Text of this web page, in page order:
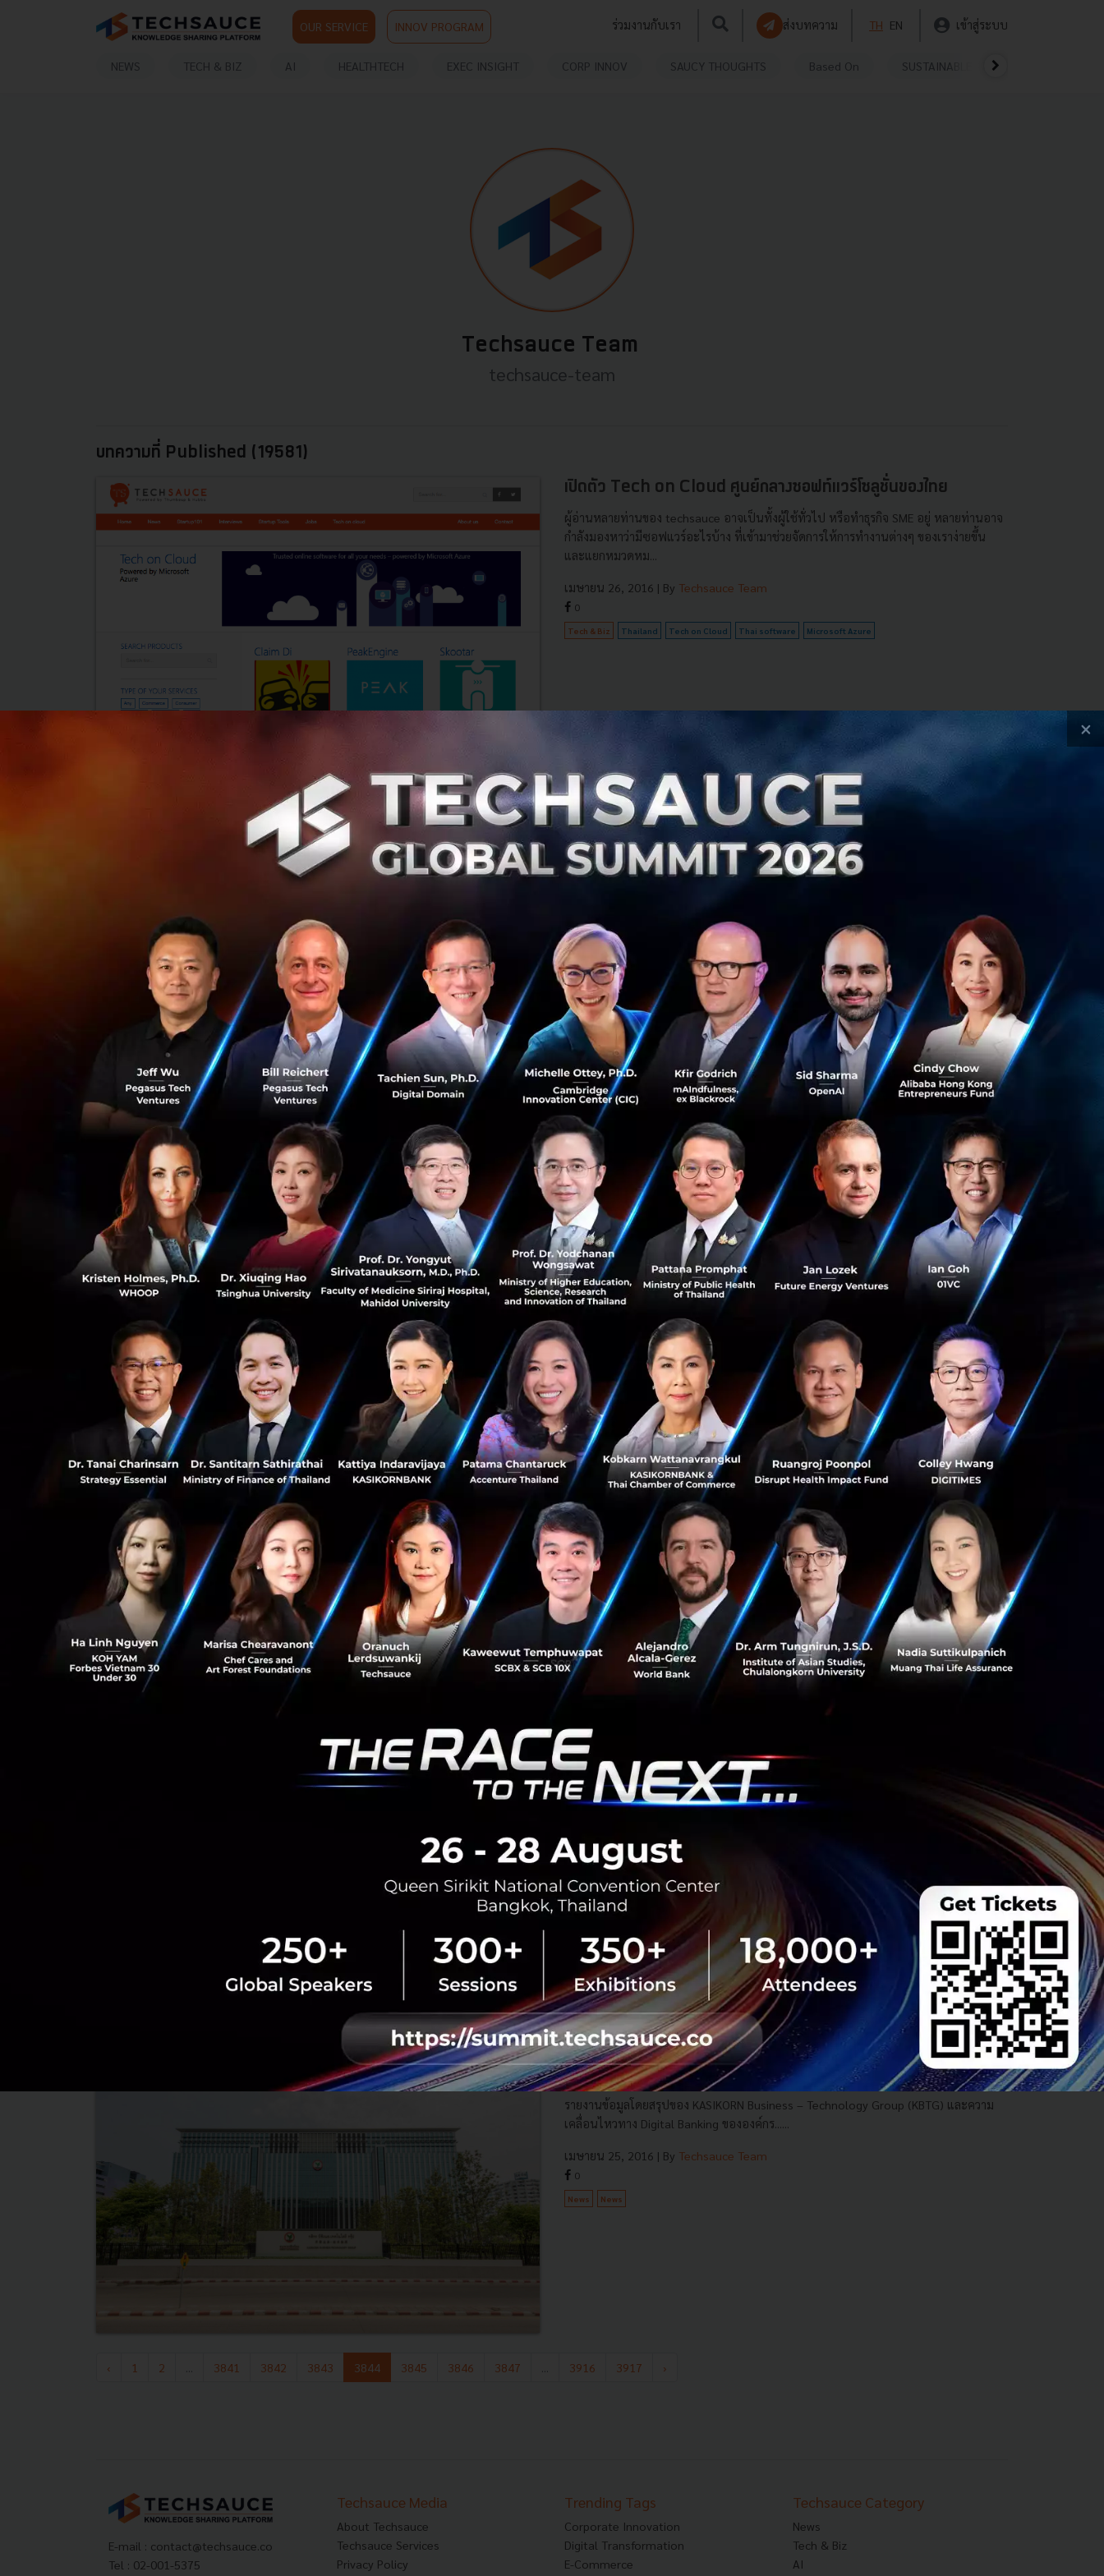
OUR SERVICE INNOV PROGRAM ร่วมงานกับเรา ส่งบทความ TH EN เข้าสู่ระบบ
NEWS TECH & BIZ AI HEALTHTECH EXEC INSIGHT CORP INNOV SAUCY THOUGHTS Based On SUSTAINABLE
Techsauce Team
techsauce-team
บทความที่ Published (19581)
เปิดตัว Tech on Cloud ศูนย์กลางซอฟท์แวร์โซลูชั่นของไทย
ผู้อ่านหลายท่านของ techsauce อาจเป็นทั้งผู้ใช้ทั่วไป หรือทำธุรกิจ SME อยู่ หลายท่านอาจ
กำลังมองหาว่ามีซอฟแวร์อะไรบ้าง ที่เข้ามาช่วยจัดการให้การทำงานต่างๆ ของเราง่ายขึ้น
และแยกหมวดหม...
เมษายน 26, 2016 | By Techsauce Team
0
Tech & Biz Thailand Tech on Cloud Thai software Microsoft Azure
Wongnai รับเงินลงทุน Series B จาก InTouch โดยโครงการ
เป็นข่าวดีและข่าวใหญ่ในวงการการลงทุนกับ Startup ของไทยครั้งใหญ่อีกครั้ง เมื่อบริษัท
อินทัช โฮลดิ้งส์ จำกัด (มหาชน) โดยโครงการอินเว้นท์ (InVent) ตกลงร่วมลงทุนกับ
บริษัท วงใน มีเดีย จ...
เมษายน 26, 2016| By Techsauce Team
0
News Intouch Wongnai Startup
Startup เรียนรู้อะไรจากข่าวลือ Central Group ซื้อกิจการ Zalora
หลังจากสะเทือนวงการด้วยข่าว Alibaba ซื้อหุ้นใหญ่ใน Lazada ฟากของ Zalora โดยกลุ่ม
ของ Rocket Internet ก็มีข่าวมาตั้งแต่ปลายปีก่อนว่าเตรียมถอนจากตลาดไทยและเวียดนาม
หลังจากประสบปัญหาขา...
เมษายน 25, 2016 | By Techsauce Team
0
Saucy Thoughts Zalora Thailand E-Commerce Acquisition
คุยกับ Paul McTaggart CEO แห่ง Medical Departures กับ
การมาทำ Startup ด้าน Healthcare ในประเทศไทย
Startup ที่เรามองว่ามีความใกล้ตัวสุดๆ ก็คงจะเป็นด้านการแพทย์หรือ Healthecare ซึ่งตอน
นี้มีผู้ให้บริการเพื่อมาตอบสนองความต้องการของมนุษย์เพิ่มมากขึ้นเรื่อยๆ โดยเฉพาะการ
เป็นผู้ช่วยในก...
0
Tech & Biz
กสิกรไทยเปิดตัว KASIKORN Business – Technology Group
พร้อมแถลงความร่วมมือกับ Startup
รายงานข้อมูลโดยสรุปของ KASIKORN Business – Technology Group (KBTG) และความ
เคลื่อนไหวทาง Digital Banking ขององค์กร......
เมษายน 25, 2016 | By Techsauce Team
0
News News
‹ 1 2 3841 3842 3843 3844 3845 3846 3847 3916 3917 ›
E-mail : contact@techsauce.co
Tel : 02-001-5375
Techsauce Media
About Techsauce
Techsauce Services
Privacy Policy
Trending Tags
Corporate Innovation
Digital Transformation
E-Commerce
Techsauce Category
News
Tech & Biz
AI
×